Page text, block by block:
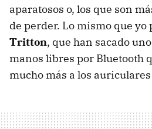
aparatosos o, los que son
de perder. Lo mismo que yo
Tritton, que han sacado
manos libres por Bluetooth
mucho más a los